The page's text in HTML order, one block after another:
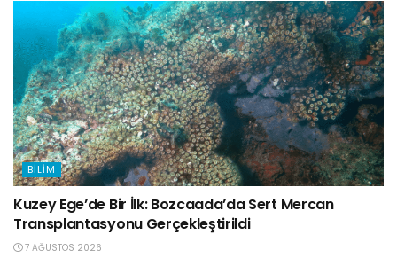
BILIM
Kuzey Ege’de Bir İlk: Bozcaada’da Sert Mercan
Transplantasyonu Gerçekleştirildi
7 AĞUSTOS 2026